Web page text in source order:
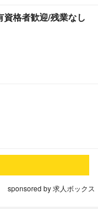
格者歓迎/残業なし
sponsored by 求人ボックス